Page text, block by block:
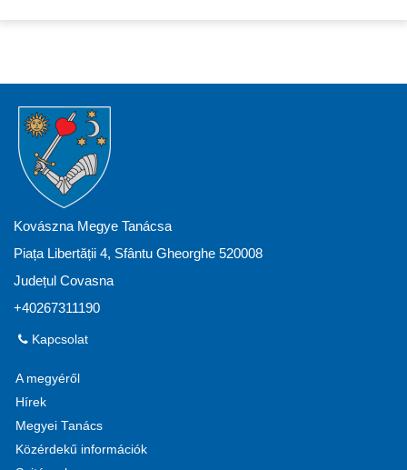
Kovászna Megye Tanácsa
Piața Libertății 4, Sfântu Gheorghe 520008
Județul Covasna
+40267311190
Kapcsolat
A megyéről
Hírek
Megyei Tanács
Közérdekű információk